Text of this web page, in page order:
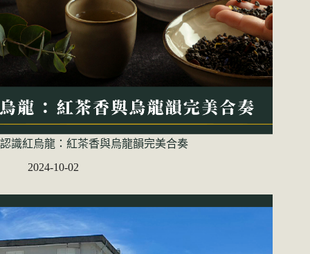
認識紅烏龍：紅茶香與烏龍韻完美合奏
2024-10-02